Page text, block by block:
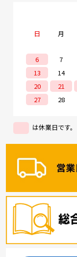
日 月
6
7
13
14
20
21
27
28
は休業日です